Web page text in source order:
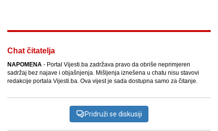
Chat čitatelja
NAPOMENA - Portal Vijesti.ba zadržava pravo da obriše neprimjeren
sadržaj bez najave i objašnjenja. Mišljenja iznešena u chatu nisu stavovi
redakcije portala Vijesti.ba. Ova vijest je sada dostupna samo za čitanje.
Pridruži se diskusiji